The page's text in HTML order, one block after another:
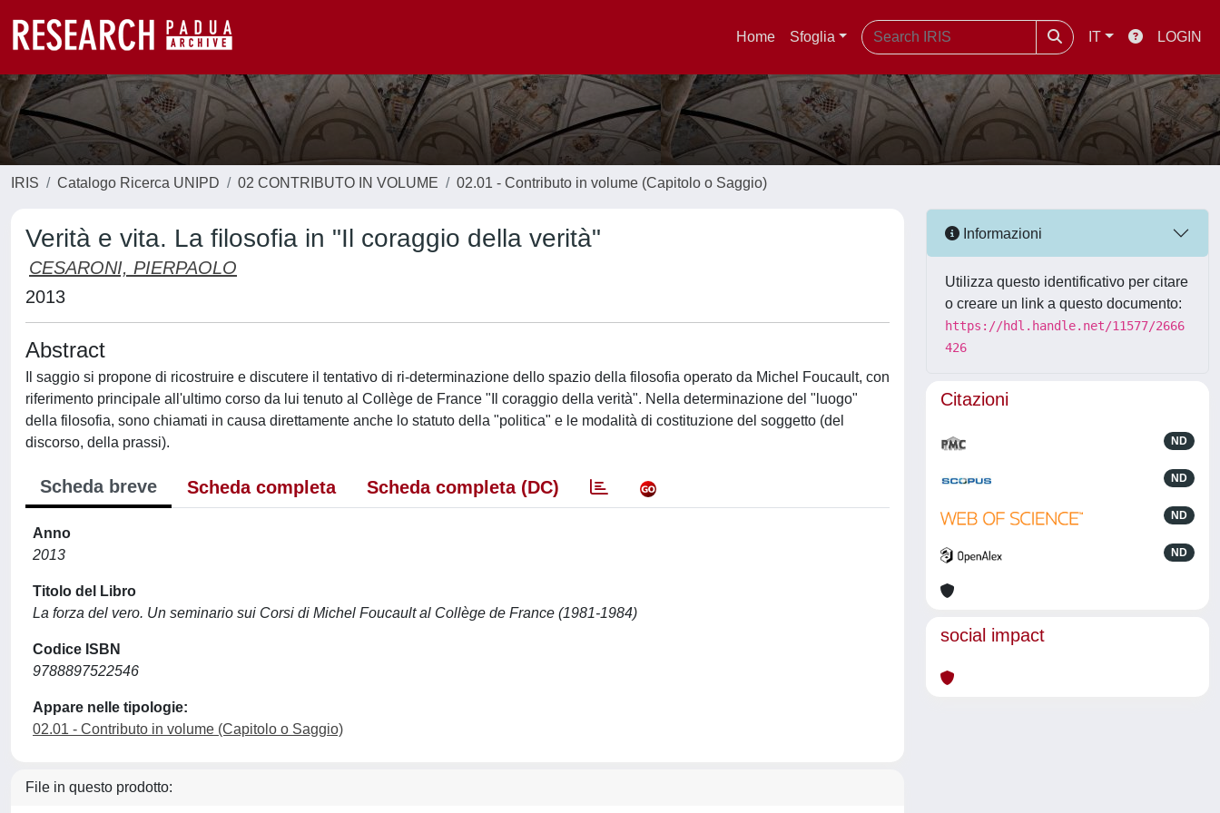
Home Sfoglia IT LOGIN
IRIS Catalogo Ricerca UNIPD 02 CONTRIBUTO IN VOLUME 02.01 - Contributo in volume (Capitolo o Saggio)
Verità e vita. La filosofia in "Il coraggio della verità"
CESARONI, PIERPAOLO
2013
Abstract
Il saggio si propone di ricostruire e discutere il tentativo di ri-determinazione dello spazio della filosofia operato da Michel Foucault, con
riferimento principale all'ultimo corso da lui tenuto al Collège de France "Il coraggio della verità". Nella determinazione del "luogo"
della filosofia, sono chiamati in causa direttamente anche lo statuto della "politica" e le modalità di costituzione del soggetto (del
discorso, della prassi).
Scheda breve Scheda completa Scheda completa (DC)
Anno
2013
Titolo del Libro
La forza del vero. Un seminario sui Corsi di Michel Foucault al Collège de France (1981-1984)
Codice ISBN
9788897522546
Appare nelle tipologie:
02.01 - Contributo in volume (Capitolo o Saggio)
File in questo prodotto:
Informazioni
Utilizza questo identificativo per citare
o creare un link a questo documento:
https://hdl.handle.net/11577/2666
426
Citazioni
ND
ND
ND
ND
social impact